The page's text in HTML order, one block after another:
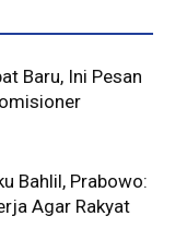
Baru, Ini Pesan
Bahlil, Prabowo:
Agar Rakyat